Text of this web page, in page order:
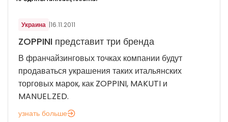
Украина |16.11.2011
ZOPPINI представит три бренда
В франчайзинговых точках компании будут
продаваться украшения таких итальянских
торговых марок, как ZOPPINI, MAKUTI и
MANUEL.ZED.
узнать больше